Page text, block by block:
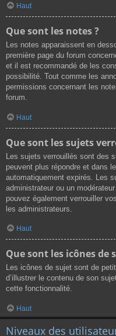
Haut
Que sont les notes ?
Les notes apparaissent en
première page du forum
et il est recommandé de les
possibilité. Tout comme les
permissions concernant les
forum.
Haut
Que sont les sujets
Les sujets verrouillés sont des
peuvent plus répondre et dans
automatiquement expirés. Les
administrateur ou un
pouvez également verrouiller
les administrateurs.
Haut
Que sont les icônes de
Les icônes de sujet sont de
d’illustrer le contenu de son
cette fonctionnalité.
Haut
Niveaux des